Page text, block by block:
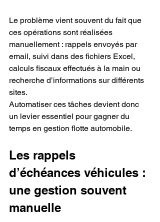
Le problème vient souvent du fait que
ces opérations sont réalisées
manuellement : rappels envoyés par
email, suivi dans des fichiers Excel,
calculs fiscaux effectués à la main ou
recherche d’informations sur différents
sites.
Automatiser ces tâches devient donc
un levier essentiel pour gagner du
temps en gestion flotte automobile.
Les rappels
d’échéances véhicules :
une gestion souvent
manuelle